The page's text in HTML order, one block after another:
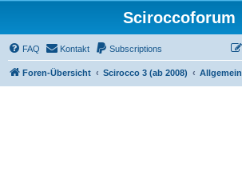
Sciroccoforum
FAQ Kontakt Subscriptions
Foren-Übersicht Scirocco 3 (ab 2008) Allgemein